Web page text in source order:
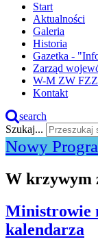
Start
Aktualności
Galeria
Historia
Gazetka -
Zarząd
W-M ZW FZZ
Kontakt
search
Szukaj...
Nowy
W krzywym
Ministrowie
kalendarza